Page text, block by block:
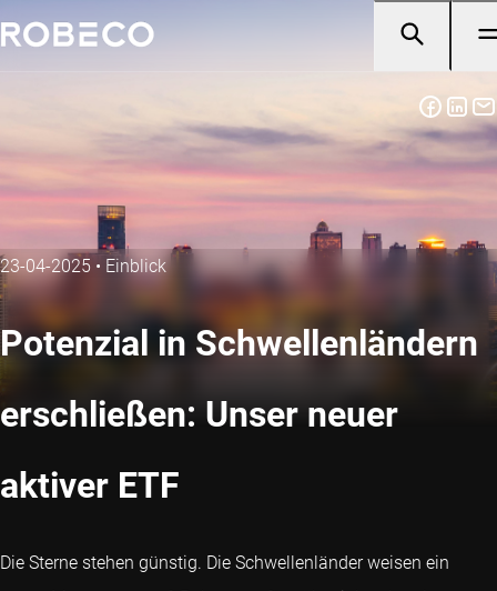
23-04-2025 • Einblick
Potenzial in Schwellenländern
erschließen: Unser neuer
aktiver ETF
Die Sterne stehen günstig. Die Schwellenländer weisen ein